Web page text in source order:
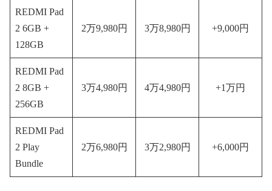
REDMI Pad
2 6GB +
128GB
2万9,980円 3万8,980円 +9,000円
REDMI Pad
2 8GB +
256GB
3万4,980円 4万4,980円 +1万円
REDMI Pad
2 Play
Bundle
2万6,980円 3万2,980円 +6,000円